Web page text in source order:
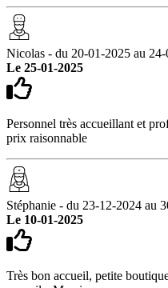
Nicolas - du 20-01-2025 au
Le 25-01-2025
Personnel très accueillant et
prix raisonnable
Stéphanie - du 23-12-2024 au
Le 10-01-2025
Très bon accueil, petite